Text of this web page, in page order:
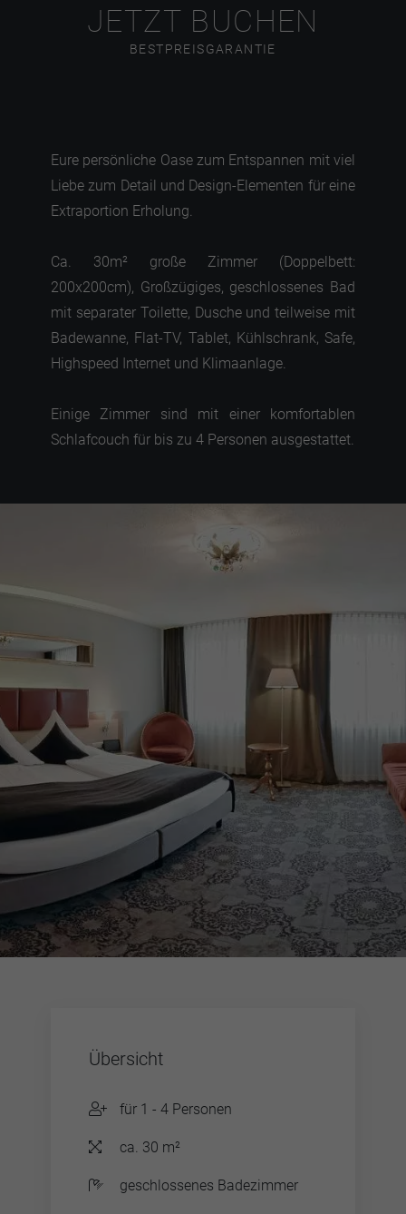
JETZT BUCHEN
BESTPREISGARANTIE
Übersicht
für 1 - 4 Personen
ca. 30 m²
geschlossenes Badezimmer
Eure persönliche Oase zum Entspannen mit viel
Liebe zum Detail und Design-Elementen für eine
Extraportion Erholung.
Ca. 30m² große Zimmer (Doppelbett:
200x200cm), Großzügiges, geschlossenes Bad
mit separater Toilette, Dusche und teilweise mit
Badewanne, Flat-TV, Tablet, Kühlschrank, Safe,
Highspeed Internet und Klimaanlage.
Einige Zimmer sind mit einer komfortablen
Schlafcouch für bis zu 4 Personen ausgestattet.